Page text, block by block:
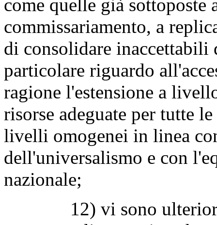
come quelle già sottoposte
commissariamento, a
di consolidare inaccettabili
particolare riguardo
ragione l'estensione a
risorse adeguate per tutte
livelli omogenei in linea
dell'universalismo e con
nazionale;
12) vi sono ulteriori